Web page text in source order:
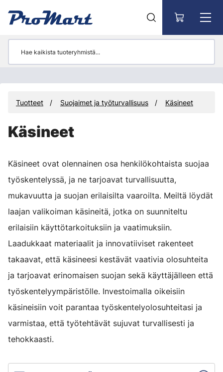
Tuotteet Suojaimet ja työturvallisuus Käsineet
Käsineet
Käsineet ovat olennainen osa henkilökohtaista suojaa
työskentelyssä, ja ne tarjoavat turvallisuutta,
mukavuutta ja suojan erilaisilta vaaroilta. Meiltä löydät
laajan valikoiman käsineitä, jotka on suunniteltu
erilaisiin käyttötarkoituksiin ja vaatimuksiin.
Laadukkaat materiaalit ja innovatiiviset rakenteet
takaavat, että käsineesi kestävät vaativia olosuhteita
ja tarjoavat erinomaisen suojan sekä käyttäjälleen että
työskentelyympäristölle. Investoimalla oikeisiin
käsineisiin voit parantaa työskentelyolosuhteitasi ja
varmistaa, että työtehtävät sujuvat turvallisesti ja
tehokkaasti.